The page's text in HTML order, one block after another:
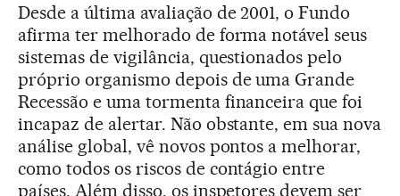
Desde a última avaliação de 2001, o Fundo
afirma ter melhorado de forma notável seus
sistemas de vigilância, questionados pelo
próprio organismo depois de uma Grande
Recessão e uma tormenta financeira que foi
incapaz de alertar. Não obstante, em sua nova
análise global, vê novos pontos a melhorar,
como todos os riscos de contágio entre
países. Além disso, os inspetores devem ser